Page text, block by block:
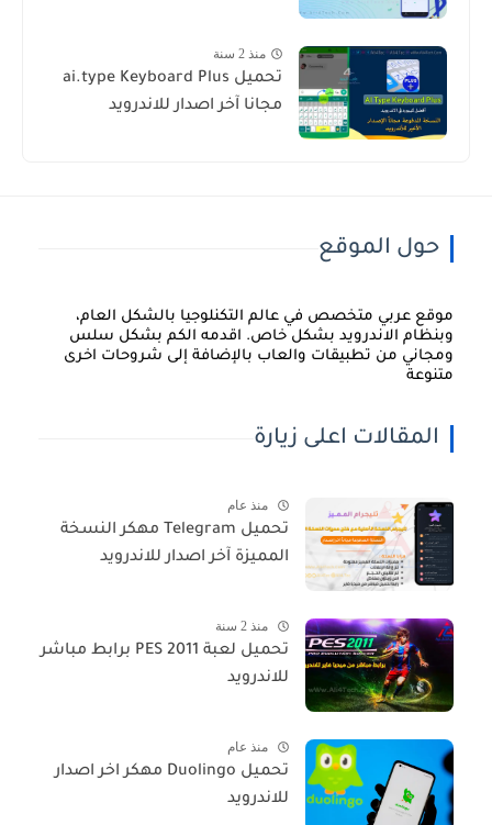
منذ 2 سنة
تحميل ai.type Keyboard Plus
مجانا آخر اصدار للاندرويد
حول الموقع
موقع عربي متخصص في عالم التكنلوجيا بالشكل العام،
وبنظام الاندرويد بشكل خاص. اقدمه الكم بشكل سلس
ومجاني من تطبيقات والعاب بالإضافة إلى شروحات اخرى
متنوعة
المقالات اعلى زيارة
منذ عام
تحميل Telegram مهكر النسخة
المميزة آخر اصدار للاندرويد
منذ 2 سنة
تحميل لعبة PES 2011 برابط مباشر
للاندرويد
منذ عام
تحميل Duolingo مهكر اخر اصدار
للاندرويد